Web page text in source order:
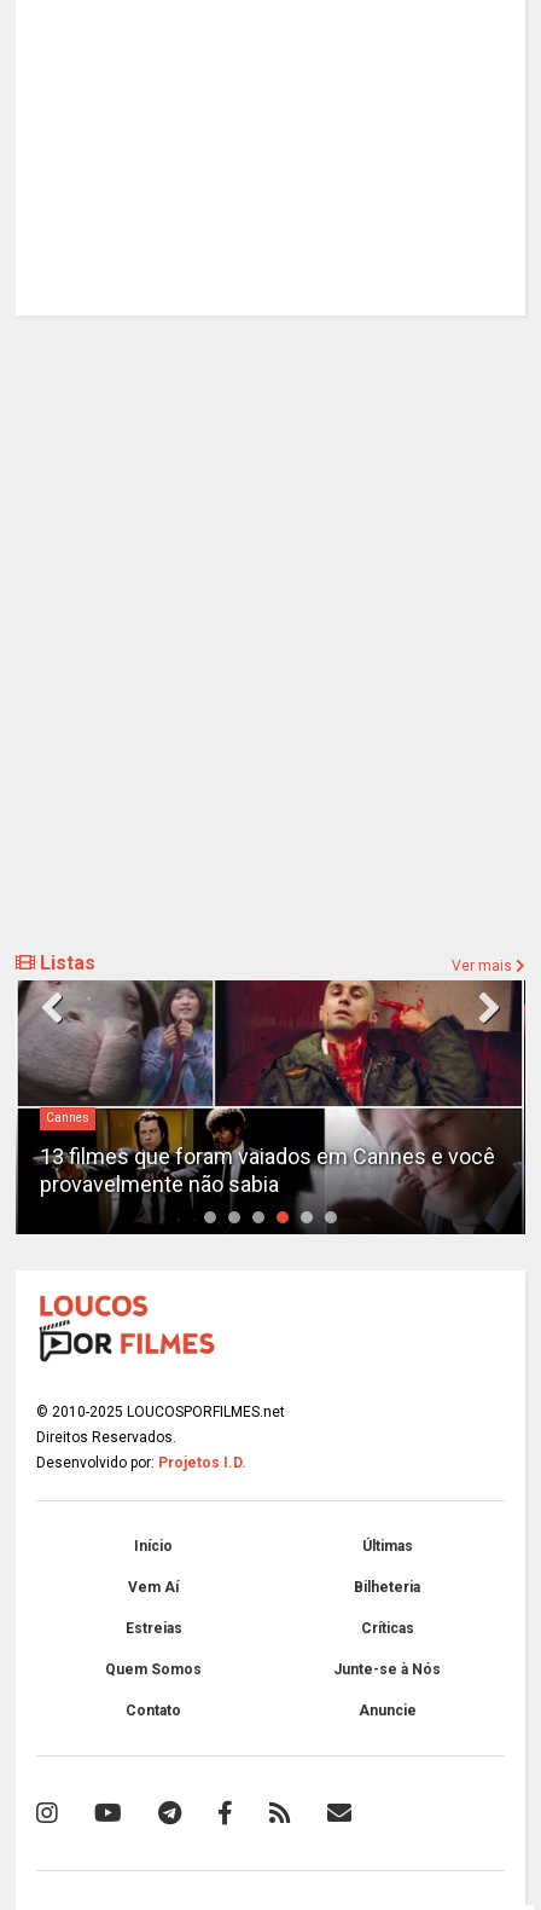
Listas Ver mais
Cannes
13 filmes que foram vaiados em Cannes e você
provavelmente não sabia
© 2010-2025 LOUCOSPORFILMES.net
Direitos Reservados.
Desenvolvido por: Projetos I.D.
Início Últimas
Vem Aí Bilheteria
Estreias Críticas
Quem Somos Junte-se à Nós
Contato Anuncie